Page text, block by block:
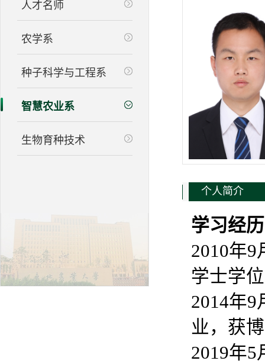
人才名师
农学系
种子科学与工程系
智慧农业系
生物育种技术
个人简介
学习经
2010年
学士学
2014年9
业，获
2019年